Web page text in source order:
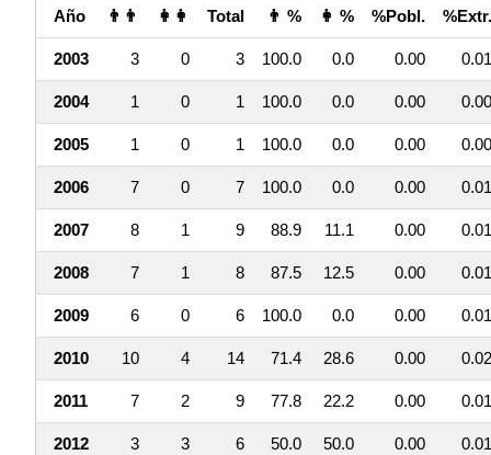
Año 👨👨 👩👩 Total 👨 % 👩 % %Pobl. %Extr.
2003 3 0 3 100.0 0.0 0.00 0.01
2004 1 0 1 100.0 0.0 0.00 0.00
2005 1 0 1 100.0 0.0 0.00 0.00
2006 7 0 7 100.0 0.0 0.00 0.01
2007 8 1 9 88.9 11.1 0.00 0.01
2008 7 1 8 87.5 12.5 0.00 0.01
2009 6 0 6 100.0 0.0 0.00 0.01
2010 10 4 14 71.4 28.6 0.00 0.02
2011 7 2 9 77.8 22.2 0.00 0.01
2012 3 3 6 50.0 50.0 0.00 0.01